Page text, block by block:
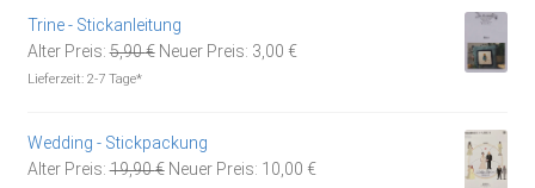
Trine - Stickanleitung
Alter Preis: 5,90€ Ursprünglicher
Neuer Preis: 3,00 €Aktueller
Lieferzeit: 2-7 Tage*
Wedding - Stickpackung
Alter Preis: 19,90€ Ursprünglicher
Neuer Preis: 10,00 €Aktueller